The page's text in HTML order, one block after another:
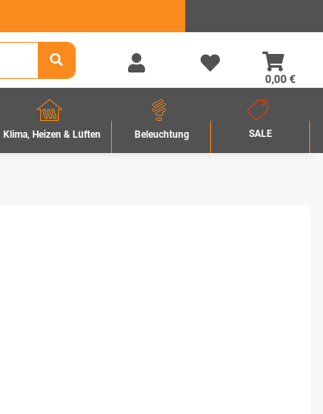
0,00 €
Klima, Heizen & Lüften Beleuchtung SALE